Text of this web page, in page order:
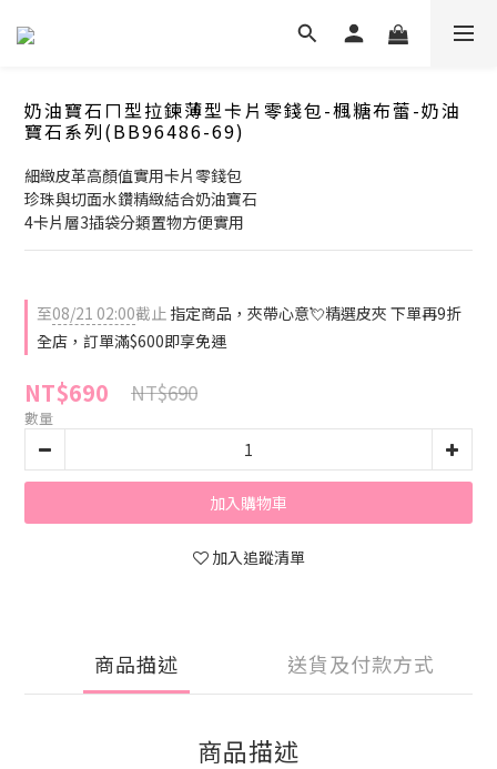
奶油寶石ㄇ型拉鍊薄型卡片零錢包-楓糖布蕾-奶油
寶石系列(BB96486-69)
細緻皮革高顏值實用卡片零錢包
珍珠與切面水鑽精緻結合奶油寶石
4卡片層3插袋分類置物方便實用
至08/21 02:00截止 指定商品，夾帶心意💘精選皮夾 下單再9折
全店，訂單滿$600即享免運
NT$690 NT$690
數量
加入購物車
加入追蹤清單
商品描述 送貨及付款方式
商品描述